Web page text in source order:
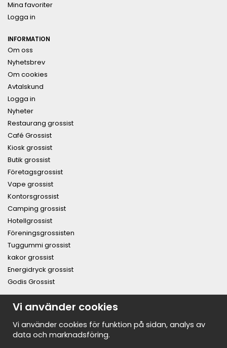
Mina favoriter
Logga in
INFORMATION
Om oss
Nyhetsbrev
Om cookies
Avtalskund
Logga in
Nyheter
Restaurang grossist
Café Grossist
Kiosk grossist
Butik grossist
Företagsgrossist
Vape grossist
Kontorsgrossist
Camping grossist
Hotellgrossist
Föreningsgrossisten
Tuggummi grossist
kakor grossist
Energidryck grossist
Godis Grossist
PRENUMERERA PÅ NYHETSBREVET FÖR VÅRA BÄSTA
ERBJUDANDEN OCH NYHETER!
E-
postadress
Vi använder cookies
Vi använder cookies för funktion på sidan, analys av
data och marknadsföring.